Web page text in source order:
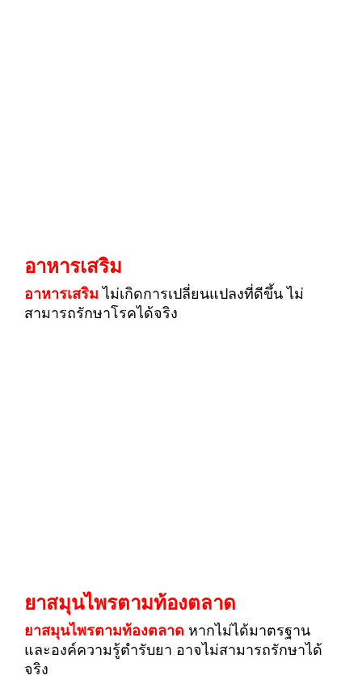
อาหารเสริม
อาหารเสริม ไม่เกิดการเปลี่ยนแปลงที่ดีขึ้น ไม่
สามารถรักษาโรคได้จริง
ยาสมุนไพรตามท้องตลาด
ยาสมุนไพรตามท้องตลาด หากไม่ได้มาตรฐาน
และองค์ความรู้ตำรับยา อาจไม่สามารถรักษาได้
จริง